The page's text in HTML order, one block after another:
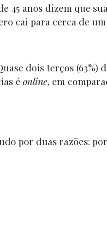
45 anos dizem que
cai para cerca de um
dois terços (63%)
é online, em
por duas razões: